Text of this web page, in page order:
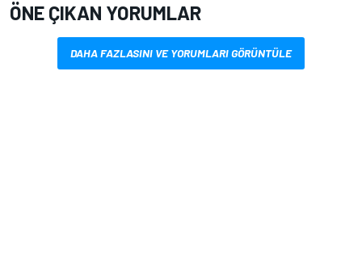
ÖNE ÇIKAN YORUMLAR
DAHA FAZLASINI VE YORUMLARI GÖRÜNTÜLE